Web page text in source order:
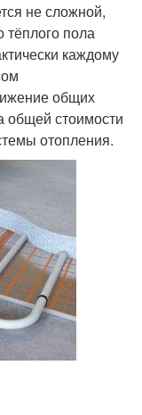
не сложной,
тёплого пола
каждому
общих
общей стоимости
отопления.